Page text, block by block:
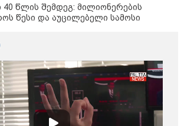
ვოლოდიმირ ზელენსკი - ამ
კვირაში გვექნება ახალი
კონტაქტები შუამავლებთან -
უკრაინა ყოველთვის აქტიურია
წლის შემდეგ: მილიონერების
წესი და აუცილებელი სამოსი